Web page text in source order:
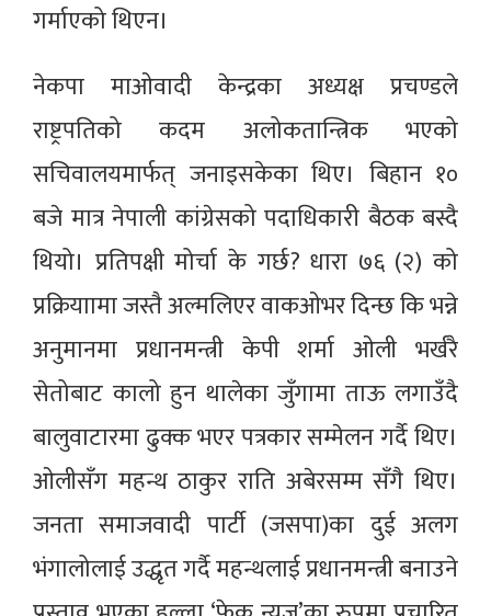
गर्माएको थिएन।
नेकपा माओवादी केन्द्रका अध्यक्ष प्रचण्डले
राष्ट्रपतिको कदम अलोकतान्त्रिक भएको
सचिवालयमार्फत् जनाइसकेका थिए। बिहान १०
बजे मात्र नेपाली कांग्रेसको पदाधिकारी बैठक बस्दै
थियो। प्रतिपक्षी मोर्चा के गर्छ? धारा ७६ (२) को
प्रक्रियाामा जस्तै अल्मलिएर वाकओभर दिन्छ कि भन्ने
अनुमानमा प्रधानमन्त्री केपी शर्मा ओली भर्खरै
सेतोबाट कालो हुन थालेका जुँगामा ताऊ लगाउँदै
बालुवाटारमा ढुक्क भएर पत्रकार सम्मेलन गर्दै थिए।
ओलीसँग महन्थ ठाकुर राति अबेरसम्म सँगै थिए।
जनता समाजवादी पार्टी (जसपा)का दुई अलग
भंगालोलाई उद्धृत गर्दै महन्थलाई प्रधानमन्त्री बनाउने